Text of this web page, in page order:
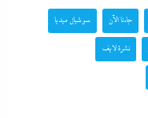
جاءنا الآن سوشيال ميديا
نشرة لايف